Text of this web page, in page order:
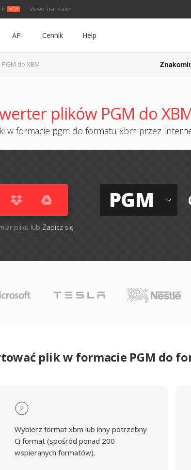
Video Translator
API Cennik Help
PGM do XBM
plików PGM do
w formacie pgm do formatu xbm przez
pliku lub Zapisz się
PGM
plik w formacie PGM do
2
Wybierz format xbm lub inny potrzebny
Ci format (spośród ponad 200
wspieranych formatów).